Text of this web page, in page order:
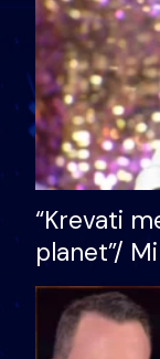
“Krevati
planet”/
bukura në
mungojë